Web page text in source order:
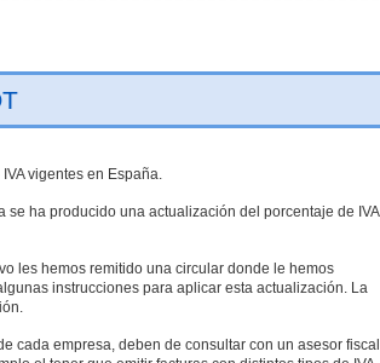
vigentes en España.
ha producido una actualización del porcentaje de IVA
les hemos remitido una circular donde le hemos
instrucciones para aplicar esta actualización. La
cada empresa, deben de consultar con un asesor fiscal